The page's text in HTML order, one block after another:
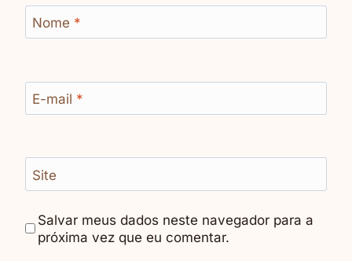
Nome *
E-mail *
Site
Salvar meus dados neste navegador para a
próxima vez que eu comentar.